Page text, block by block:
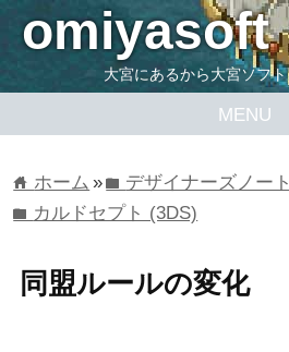
omiyasoft
大宮にあるから大宮ソフト
MENU
home ホーム »folder デザイナーズノート
folder カルドセプト (3DS)
同盟ルールの変化